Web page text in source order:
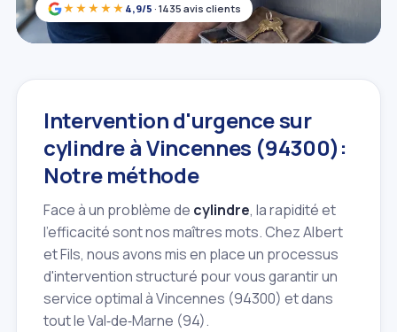
★★★★★ 4,9/5 · 1435 avis clients
Intervention d'urgence sur
cylindre à Vincennes (94300):
Notre méthode
Face à un problème de cylindre, la rapidité et
l'efficacité sont nos maîtres mots. Chez Albert
et Fils, nous avons mis en place un processus
d'intervention structuré pour vous garantir un
service optimal à Vincennes (94300) et dans
tout le Val‑de‑Marne (94).